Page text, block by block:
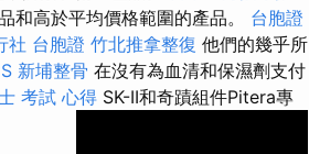
和高於平均價格範圍的產品。 台胞證
社 台胞證 竹北推拿整復 他們的幾乎所
新埔整骨 在沒有為血清和保濕劑支付
考試 心得 SK-II和奇蹟組件Pitera專